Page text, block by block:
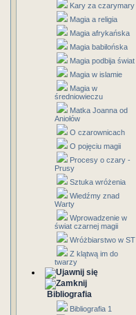
Kary za czarymary
Magia a religia
Magia afrykańska
Magia babilońska
Magia podbija świat
Magia w islamie
Magia w
średniowieczu
Matka Joanna od
Aniołów
O czarownicach
O pojęciu magii
Procesy o czary -
Prusy
Sztuka wróżenia
Wiedźmy znad
Warty
Wprowadzenie w
świat czarnej magii
Wróżbiarstwo w ST
Z klątwą im do
twarzy
Bibliografia
Bibliografia 1